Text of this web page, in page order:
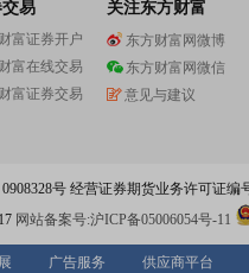
易
富证券开户
富在线交易
富证券交易
关注东方财富
东方财富网微博
东方财富网微信
意见与建议
号 经营证券期货业务许可证编
网站备案号:沪ICP备05006054号-11
广告服务 供应商平台